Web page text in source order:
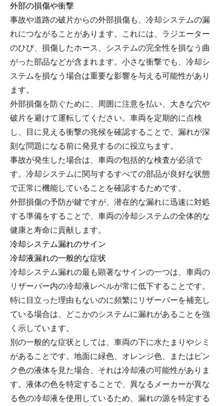
外部の損傷や衝撃
事故や道路の破片からの外部損傷も、冷却システムの漏
れにつながることがあります。これには、ラジエーター
のひび、損傷したホース、システムの完全性を損なう曲
がった部品などが含まれます。小さな衝撃でも、冷却シ
ステムを損なう場合は重要な影響を与える可能性があり
ます。
外部損傷を防ぐために、周囲に注意を払い、大きな穴や
破片を避けて運転してください。車両を定期的に点検
し、目に見える衝撃の兆候を確認することで、漏れが深
刻な問題になる前に発見するのに役立ちます。
事故が発生した場合は、車両の包括的な検査が必須で
す。冷却システムに関与するすべての部品が良好な状態
で正常に機能していることを確認するためです。
外部損傷の予防が鍵ですが、潜在的な漏れに迅速に対処
する準備をすることで、車両の冷却システムの全体的な
健康と寿命に貢献します。
冷却システム漏れのサイン
冷却液漏れの一般的な症状
冷却システム漏れの最も顕著なサインの一つは、車両の
リザーバー内の冷却液レベルが常に低下することです。
特に目立った理由もないのに頻繁にリザーバーを補充し
ている場合は、どこかのシステムに漏れがあることを強
く示しています。
別の一般的な症状としては、車両の下に水たまりやシミ
があることです。地面に緑色、オレンジ色、またはピン
ク色の液体を見た場合、それは冷却液の可能性がありま
す。液体の色を特定することで、異なるメーカーが異な
る色の冷却液を使用しているため、漏れの源を特定する